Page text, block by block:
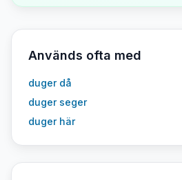
Används ofta med
duger då
duger seger
duger här